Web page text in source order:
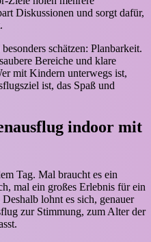
Diskussionen und sorgt dafür,
schätzen: Planbarkeit.
Bereiche und klare
mit Kindern unterwegs ist,
ist, das Spaß und
indoor mit
Tag. Mal braucht es ein
mal ein großes Erlebnis für ein
lohnt es sich, genauer
zur Stimmung, zum Alter der